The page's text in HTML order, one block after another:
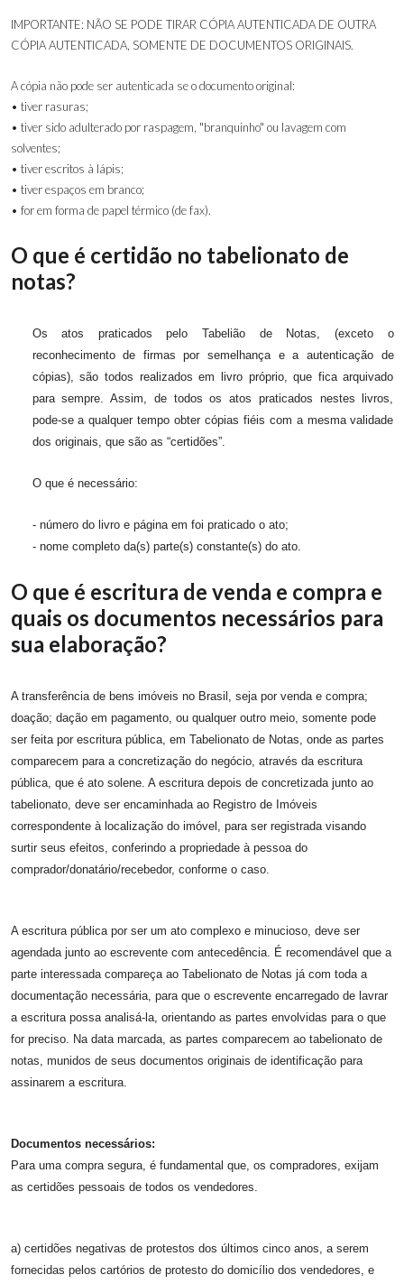
IMPORTANTE: NÃO SE PODE TIRAR CÓPIA AUTENTICADA DE OUTRA
CÓPIA AUTENTICADA, SOMENTE DE DOCUMENTOS ORIGINAIS.
A cópia não pode ser autenticada se o documento original:
• tiver rasuras;
• tiver sido adulterado por raspagem, "branquinho" ou lavagem com
solventes;
• tiver escritos à lápis;
• tiver espaços em branco;
• for em forma de papel térmico (de fax).
O que é certidão no tabelionato de
notas?
Os atos praticados pelo Tabelião de Notas, (exceto o
reconhecimento de firmas por semelhança e a autenticação de
cópias), são todos realizados em livro próprio, que fica arquivado
para sempre. Assim, de todos os atos praticados nestes livros,
pode-se a qualquer tempo obter cópias fiéis com a mesma validade
dos originais, que são as “certidões”.
O que é necessário:
- número do livro e página em foi praticado o ato;
- nome completo da(s) parte(s) constante(s) do ato.
O que é escritura de venda e compra e
quais os documentos necessários para
sua elaboração?
A transferência de bens imóveis no Brasil, seja por venda e compra;
doação; dação em pagamento, ou qualquer outro meio, somente pode
ser feita por escritura pública, em Tabelionato de Notas, onde as partes
comparecem para a concretização do negócio, através da escritura
pública, que é ato solene. A escritura depois de concretizada junto ao
tabelionato, deve ser encaminhada ao Registro de Imóveis
correspondente à localização do imóvel, para ser registrada visando
surtir seus efeitos, conferindo a propriedade à pessoa do
comprador/donatário/recebedor, conforme o caso.
A escritura pública por ser um ato complexo e minucioso, deve ser
agendada junto ao escrevente com antecedência. É recomendável que a
parte interessada compareça ao Tabelionato de Notas já com toda a
documentação necessária, para que o escrevente encarregado de lavrar
a escritura possa analisá-la, orientando as partes envolvidas para o que
for preciso. Na data marcada, as partes comparecem ao tabelionato de
notas, munidos de seus documentos originais de identificação para
assinarem a escritura.
Documentos necessários:
Para uma compra segura, é fundamental que, os compradores, exijam
as certidões pessoais de todos os vendedores.
a) certidões negativas de protestos dos últimos cinco anos, a serem
fornecidas pelos cartórios de protesto do domicílio dos vendedores, e